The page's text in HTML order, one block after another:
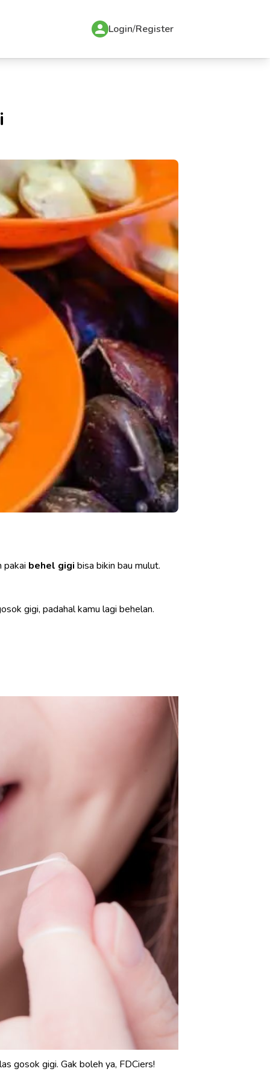
Login/Register
pakai behel gigi bisa bikin bau mulut.
gigi, padahal kamu lagi behelan.
gosok gigi. Gak boleh ya, FDCiers!